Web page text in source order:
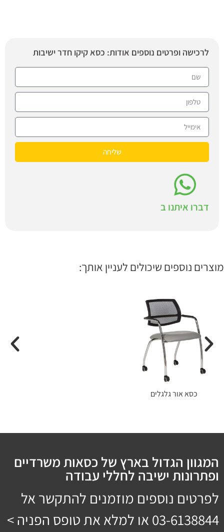
לרכישה ופרטים נוספים אודות: כסא קיקו חדר ישיבות
שליחה
דברו איתנו ב
מוצרים נוספים שיכולים לעניין אותך:
כסא אור גלגלים
המגוון הגדול בארץ של כסאות משרדיים
ופתרונות ישיבה לחללי עבודה
לפרטים נוספים מוזמנים להתקשר אל
03-6138844 או למלא את טופס הפניה >